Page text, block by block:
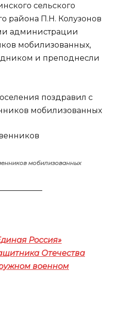
сельского
района П.Н. Колузонов
администрации
мобилизованных,
и преподнесли
мобилизованных
Россия»
Отечества
военном